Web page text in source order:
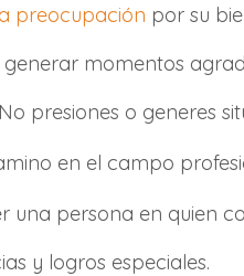
preocupación por su
momentos
presiones o generes
en el campo
una persona en quien
y logros especiales.